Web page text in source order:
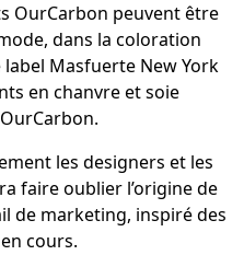
OurCarbon peuvent être
dans la coloration
label Masfuerte New York
en chanvre et soie
les designers et les
faire oublier l’origine de
de marketing, inspiré des
cours.